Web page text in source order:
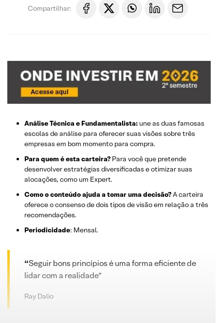
Compartilhar:
Análise Técnica e Fundamentalista: une as duas famosas
escolas de análise para oferecer suas visões sobre três
empresas em bom momento para compra.
Para quem é esta carteira? Para você que pretende
desenvolver estratégias diversificadas e otimizar suas
alocações, como um Expert.
Como o conteúdo ajuda a tomar uma decisão?A carteira
oferece o consenso de dois tipos de visão em relação a três
recomendações.
Periodicidade: Mensal.
“Seguir bons princípios é uma forma eficiente de
lidar com a realidade”
Ray Dalio